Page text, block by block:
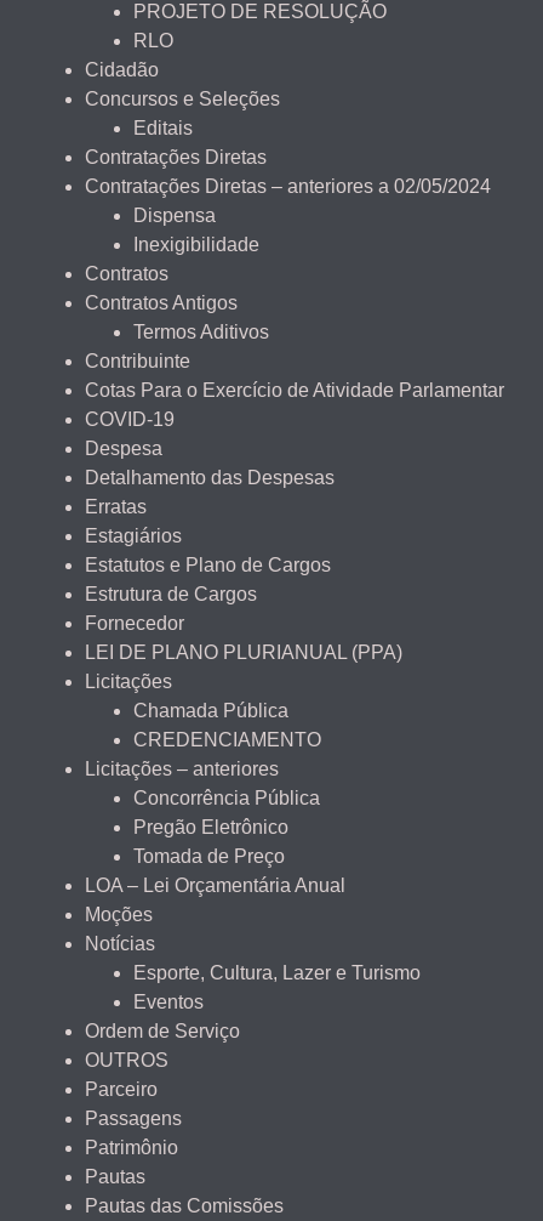
PROJETO DE RESOLUÇÃO
RLO
Cidadão
Concursos e Seleções
Editais
Contratações Diretas
Contratações Diretas – anteriores a 02/05/2024
Dispensa
Inexigibilidade
Contratos
Contratos Antigos
Termos Aditivos
Contribuinte
Cotas Para o Exercício de Atividade Parlamentar
COVID-19
Despesa
Detalhamento das Despesas
Erratas
Estagiários
Estatutos e Plano de Cargos
Estrutura de Cargos
Fornecedor
LEI DE PLANO PLURIANUAL (PPA)
Licitações
Chamada Pública
CREDENCIAMENTO
Licitações – anteriores
Concorrência Pública
Pregão Eletrônico
Tomada de Preço
LOA – Lei Orçamentária Anual
Moções
Notícias
Esporte, Cultura, Lazer e Turismo
Eventos
Ordem de Serviço
OUTROS
Parceiro
Passagens
Patrimônio
Pautas
Pautas das Comissões